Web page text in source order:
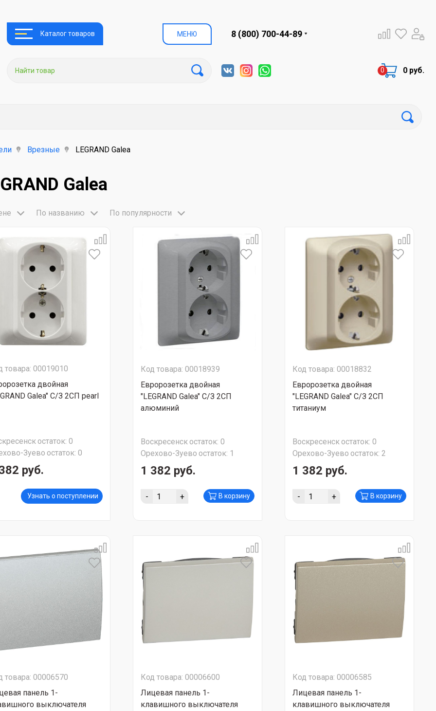
Каталог товаров МЕНЮ 8 (800) 700-44-89
0 руб.
Врезные LEGRAND Galea
Galea
По названию По популярности
товара: 00019010
двойная
Galea" С/З 2СП pearl
остаток: 0
Зуево остаток: 0
руб.
Узнать о поступлении
Код товара: 00018939
Евророзетка двойная
"LEGRAND Galea" С/З 2СП
алюминий
Воскресенскостаток: 0
Орехово-Зуево остаток: 1
1 382 руб.
- + В корзину
Код товара: 00018832
Евророзетка двойная
"LEGRAND Galea" С/З 2СП
титаниум
Воскресенскостаток: 0
Орехово-Зуево остаток: 2
1 382 руб.
- + В корзину
товара: 00006570
панель 1-
выключателя
Код товара: 00006600
Лицевая панель 1-
клавишного выключателя
Код товара: 00006585
Лицевая панель 1-
клавишного выключателя